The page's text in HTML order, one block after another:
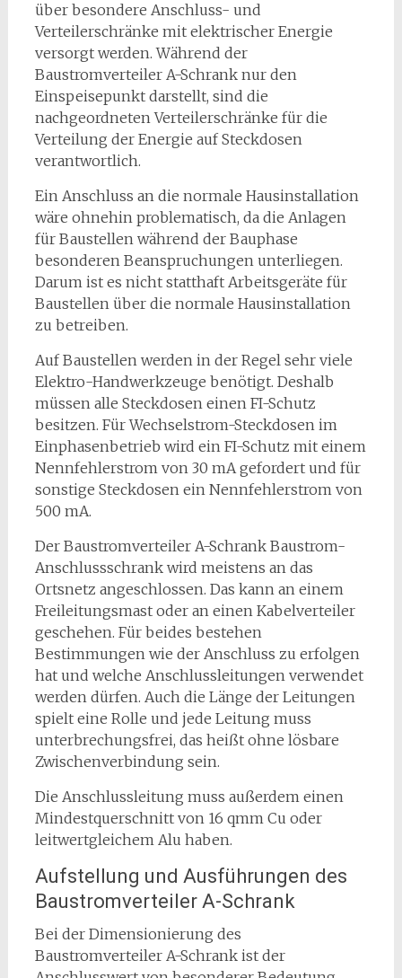
über besondere Anschluss- und
Verteilerschränke mit elektrischer Energie
versorgt werden. Während der
Baustromverteiler A-Schrank nur den
Einspeisepunkt darstellt, sind die
nachgeordneten Verteilerschränke für die
Verteilung der Energie auf Steckdosen
verantwortlich.
Ein Anschluss an die normale Hausinstallation
wäre ohnehin problematisch, da die Anlagen
für Baustellen während der Bauphase
besonderen Beanspruchungen unterliegen.
Darum ist es nicht statthaft Arbeitsgeräte für
Baustellen über die normale Hausinstallation
zu betreiben.
Auf Baustellen werden in der Regel sehr viele
Elektro-Handwerkzeuge benötigt. Deshalb
müssen alle Steckdosen einen FI-Schutz
besitzen. Für Wechselstrom-Steckdosen im
Einphasenbetrieb wird ein FI-Schutz mit einem
Nennfehlerstrom von 30 mA gefordert und für
sonstige Steckdosen ein Nennfehlerstrom von
500 mA.
Der Baustromverteiler A-Schrank Baustrom-
Anschlussschrank wird meistens an das
Ortsnetz angeschlossen. Das kann an einem
Freileitungsmast oder an einen Kabelverteiler
geschehen. Für beides bestehen
Bestimmungen wie der Anschluss zu erfolgen
hat und welche Anschlussleitungen verwendet
werden dürfen. Auch die Länge der Leitungen
spielt eine Rolle und jede Leitung muss
unterbrechungsfrei, das heißt ohne lösbare
Zwischenverbindung sein.
Die Anschlussleitung muss außerdem einen
Mindestquerschnitt von 16 qmm Cu oder
leitwertgleichem Alu haben.
Aufstellung und Ausführungen des
Baustromverteiler A-Schrank
Bei der Dimensionierung des
Baustromverteiler A-Schrank ist der